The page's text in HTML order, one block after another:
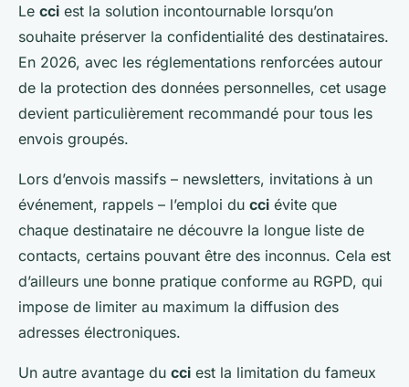
Le cci est la solution incontournable lorsqu’on
souhaite préserver la confidentialité des destinataires.
En 2026, avec les réglementations renforcées autour
de la protection des données personnelles, cet usage
devient particulièrement recommandé pour tous les
envois groupés.
Lors d’envois massifs – newsletters, invitations à un
événement, rappels – l’emploi du cci évite que
chaque destinataire ne découvre la longue liste de
contacts, certains pouvant être des inconnus. Cela est
d’ailleurs une bonne pratique conforme au RGPD, qui
impose de limiter au maximum la diffusion des
adresses électroniques.
Un autre avantage du cci est la limitation du fameux